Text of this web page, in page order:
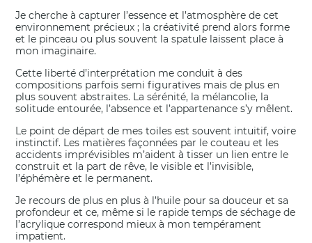
Je cherche à capturer l’essence et l’atmosphère de cet
environnement précieux ; la créativité prend alors forme
et le pinceau ou plus souvent la spatule laissent place à
mon imaginaire.
Cette liberté d’interprétation me conduit à des
compositions parfois semi figuratives mais de plus en
plus souvent abstraites. La sérénité, la mélancolie, la
solitude entourée, l’absence et l’appartenance s’y mêlent.
Le point de départ de mes toiles est souvent intuitif, voire
instinctif. Les matières façonnées par le couteau et les
accidents imprévisibles m’aident à tisser un lien entre le
construit et la part de rêve, le visible et l’invisible,
l’éphémère et le permanent.
Je recours de plus en plus à l’huile pour sa douceur et sa
profondeur et ce, même si le rapide temps de séchage de
l’acrylique correspond mieux à mon tempérament
impatient.